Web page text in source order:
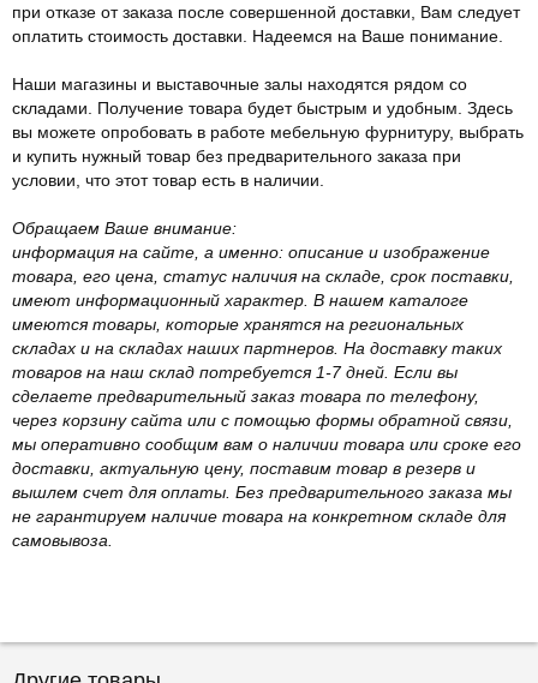
при отказе от заказа после совершенной доставки, Вам следует
оплатить стоимость доставки. Надеемся на Ваше понимание.
Наши магазины и выставочные залы находятся рядом со
складами. Получение товара будет быстрым и удобным. Здесь
вы можете опробовать в работе мебельную фурнитуру, выбрать
и купить нужный товар без предварительного заказа при
условии, что этот товар есть в наличии.
Обращаем Ваше внимание:
информация на сайте, а именно: описание и изображение
товара, его цена, статус наличия на складе, срок поставки,
имеют информационный характер. В нашем каталоге
имеются товары, которые хранятся на региональных
складах и на складах наших партнеров. На доставку таких
товаров на наш склад потребуется 1-7 дней. Если вы
сделаете предварительный заказ товара по телефону,
через корзину сайта или с помощью формы обратной связи,
мы оперативно сообщим вам о наличии товара или сроке его
доставки, актуальную цену, поставим товар в резерв и
вышлем счет для оплаты. Без предварительного заказа мы
не гарантируем наличие товара на конкретном складе для
самовывоза.